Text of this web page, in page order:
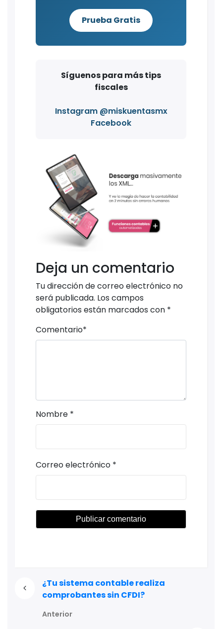
Prueba Gratis
Síguenos para más tips
fiscales
Instagram @miskuentasmx
Facebook
Deja un comentario
Tu dirección de correo electrónico no
será publicada. Los campos
obligatorios están marcados con *
Comentario*
Nombre *
Correo electrónico *
¿Tu sistema contable realiza
comprobantes sin CFDI?
Anterior